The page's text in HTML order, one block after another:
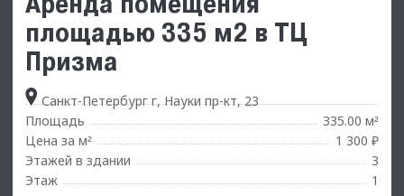
площадью 335 м2 в ТЦ
Призма
Санкт-Петербург г, Науки пр-кт, 23
Площадь
335.00 м²
Цена за м²
1 300 ₽
Этажей в здании
3
Этаж
1